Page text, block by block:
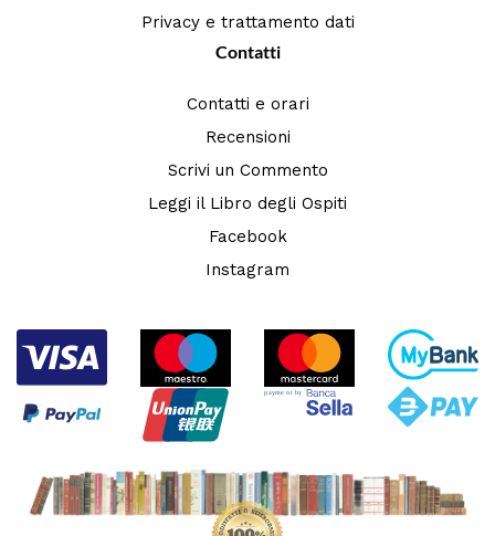
Privacy e trattamento dati
Contatti
Contatti e orari
Recensioni
Scrivi un Commento
Leggi il Libro degli Ospiti
Facebook
Instagram